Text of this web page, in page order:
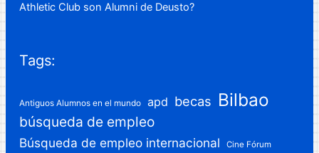
Athletic Club son Alumni de Deusto?
Tags:
Antiguos Alumnos en el mundo apd becas Bilbao
búsqueda de empleo
Búsqueda de empleo internacional Cine Fórum